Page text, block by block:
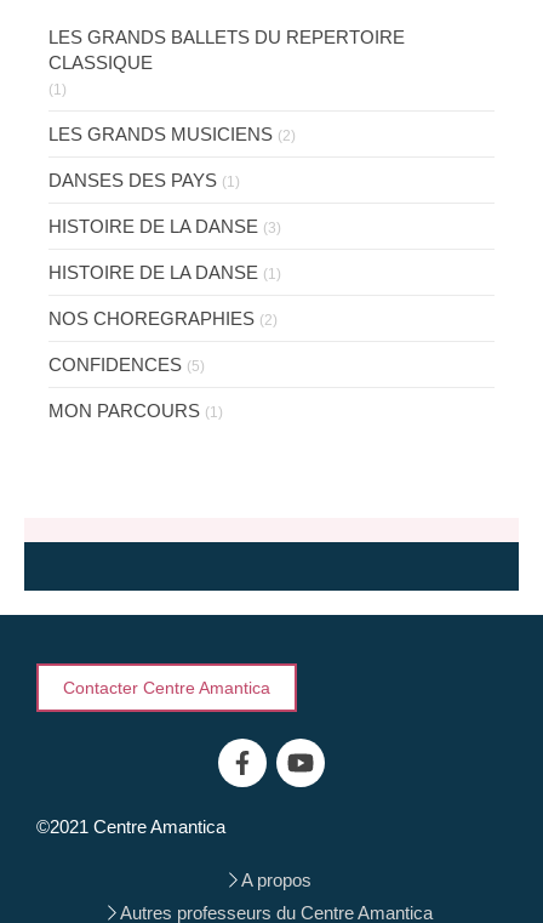
LES GRANDS BALLETS DU REPERTOIRE
CLASSIQUE
(1)
LES GRANDS MUSICIENS (2)
DANSES DES PAYS (1)
HISTOIRE DE LA DANSE (3)
HISTOIRE DE LA DANSE (1)
NOS CHOREGRAPHIES (2)
CONFIDENCES (5)
MON PARCOURS (1)
Contacter Centre Amantica
©2021 Centre Amantica
A propos
Autres professeurs du Centre Amantica